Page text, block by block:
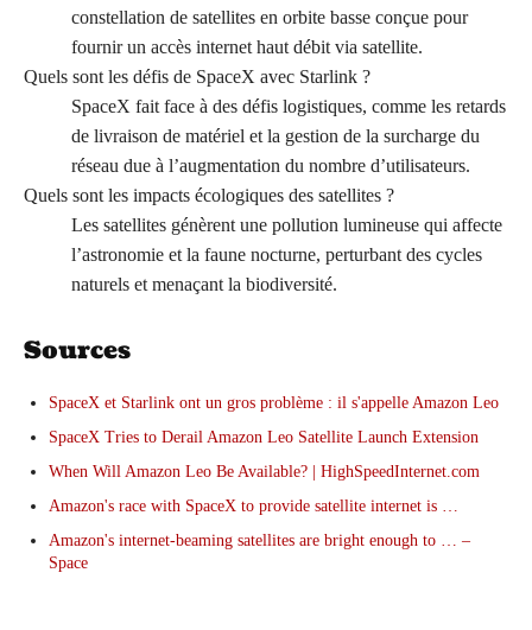
constellation de satellites en orbite basse conçue pour
fournir un accès internet haut débit via satellite.
Quels sont les défis de SpaceX avec Starlink ?
SpaceX fait face à des défis logistiques, comme les retards
de livraison de matériel et la gestion de la surcharge du
réseau due à l’augmentation du nombre d’utilisateurs.
Quels sont les impacts écologiques des satellites ?
Les satellites génèrent une pollution lumineuse qui affecte
l’astronomie et la faune nocturne, perturbant des cycles
naturels et menaçant la biodiversité.
Sources
SpaceX et Starlink ont un gros problème : il s'appelle Amazon Leo
SpaceX Tries to Derail Amazon Leo Satellite Launch Extension
When Will Amazon Leo Be Available? | HighSpeedInternet.com
Amazon's race with SpaceX to provide satellite internet is …
Amazon's internet-beaming satellites are bright enough to … –
Space